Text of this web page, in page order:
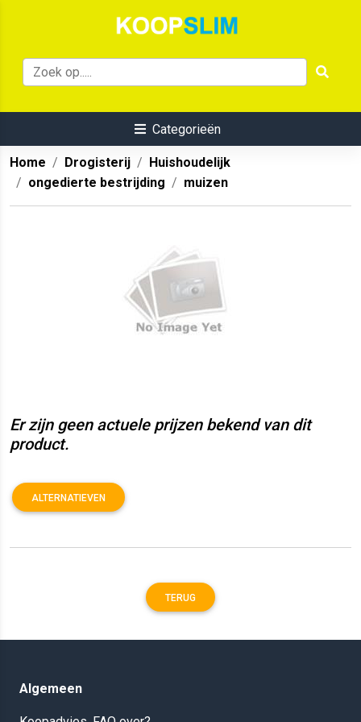
Categorieën
Home Drogisterij
Huishoudelijk
ongedierte bestrijding
muizen
Er zijn geen actuele prijzen bekend van dit
product.
ALTERNATIEVEN
TERUG
Algemeen